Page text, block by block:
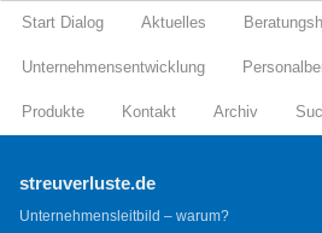
Start Dialog Aktuelles
Unternehmensentwicklung
Produkte Kontakt Archiv
streuverluste.de
Unternehmensleitbild – warum?